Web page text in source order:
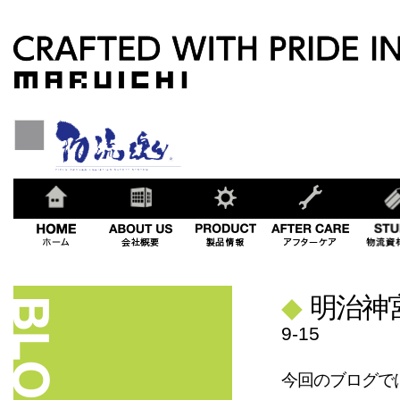
◆ 明治
9-15
今回のブログで